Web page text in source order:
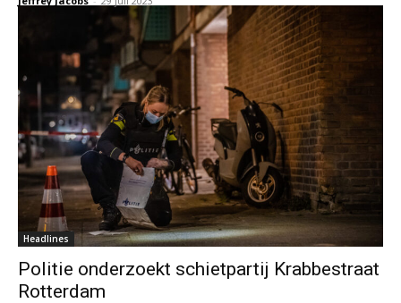
Headlines
Politie onderzoekt schietpartij Krabbestraat
Rotterdam